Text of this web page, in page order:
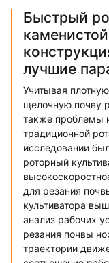
Быстрый
лучшие
Учитывая
щелочную почву
также проблемы
традиционной
исследовании
роторный
для резания
культиватора
анализ рабочих
резания почвы
траектории